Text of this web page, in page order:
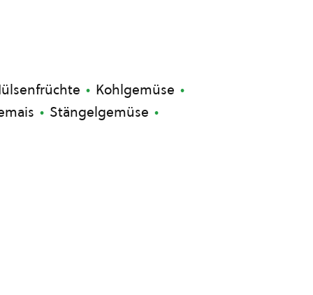
Kohlgemüse
Stängelgemüse